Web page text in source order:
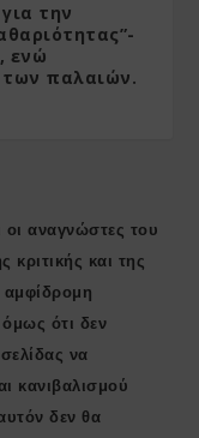
την
ενώ
των παλαιών.
οι αναγνώστες του
κριτικής και της
αμφίδρομη
όμως ότι δεν
να
κανιβαλισμού
δεν θα